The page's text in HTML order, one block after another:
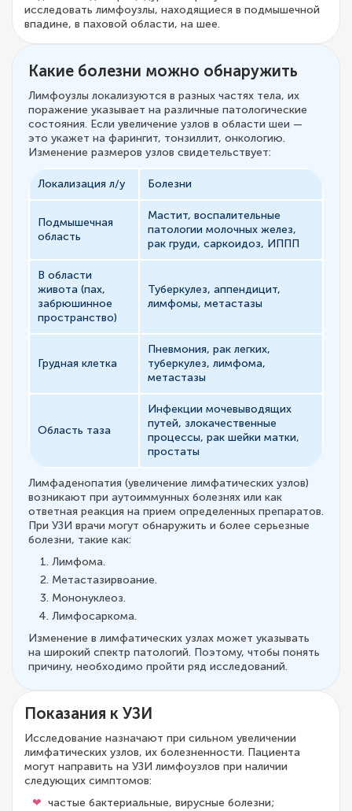
исследовать лимфоузлы, находящиеся в подмышечной
впадине, в паховой области, на шее.
Какие болезни можно обнаружить
Лимфоузлы локализуются в разных частях тела, их
поражение указывает на различные патологические
состояния. Если увеличение узлов в области шеи —
это укажет на фарингит, тонзиллит, онкологию.
Изменение размеров узлов свидетельствует:
Локализация л/у Болезни
Подмышечная
область
Мастит, воспалительные
патологии молочных желез,
рак груди, саркоидоз, ИППП
В области
живота (пах,
забрюшинное
пространство)
Туберкулез, аппендицит,
лимфомы, метастазы
Грудная клетка
Пневмония, рак легких,
туберкулез, лимфома,
метастазы
Область таза
Инфекции мочевыводящих
путей, злокачественные
процессы, рак шейки матки,
простаты
Лимфаденопатия (увеличение лимфатических узлов)
возникают при аутоиммунных болезнях или как
ответная реакция на прием определенных препаратов.
При УЗИ врачи могут обнаружить и более серьезные
болезни, такие как:
Лимфома.
Метастазирвоание.
Мононуклеоз.
Лимфосаркома.
Изменение в лимфатических узлах может указывать
на широкий спектр патологий. Поэтому, чтобы понять
причину, необходимо пройти ряд исследований.
Показания к УЗИ
Исследование назначают при сильном увеличении
лимфатических узлов, их болезненности. Пациента
могут направить на УЗИ лимфоузлов при наличии
следующих симптомов:
частые бактериальные, вирусные болезни;